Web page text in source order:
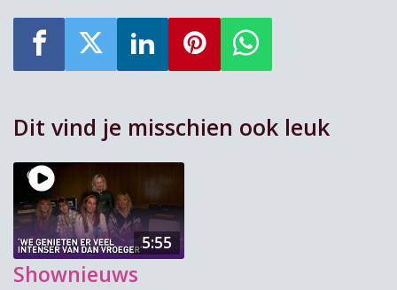
Dit vind je misschien ook leuk
5:55
Shownieuws